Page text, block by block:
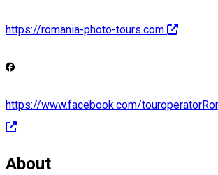
https://romania-photo-tours.com
https://www.facebook.com/
About